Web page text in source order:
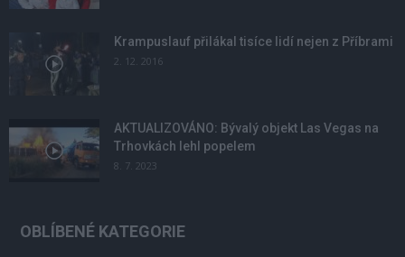
Krampuslauf přilákal tisíce lidí nejen z Příbrami
2. 12. 2016
AKTUALIZOVÁNO: Bývalý objekt Las Vegas na
Trhovkách lehl popelem
8. 7. 2023
OBLÍBENÉ KATEGORIE